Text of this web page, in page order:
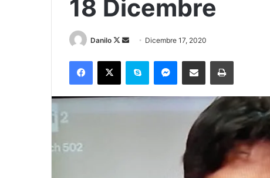
18 Dicembre
Danilo Dicembre 17, 2020